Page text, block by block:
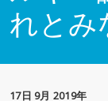
れとみ
17日 9月 2019年